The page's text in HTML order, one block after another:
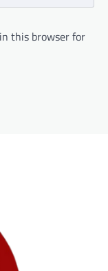
this browser for